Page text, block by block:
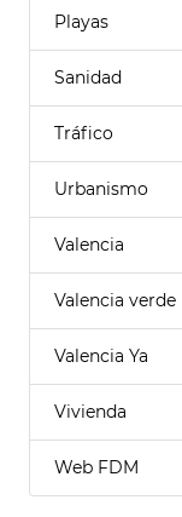
Playas
Sanidad
Tráfico
Urbanismo
Valencia
Valencia verde
Valencia Ya
Vivienda
Web FDM